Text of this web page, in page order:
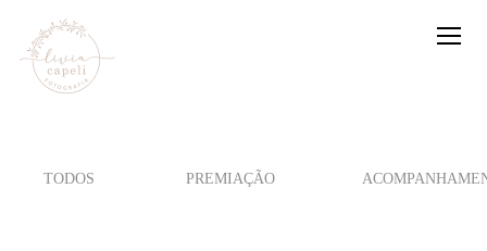
TODOS PREMIAÇÃO